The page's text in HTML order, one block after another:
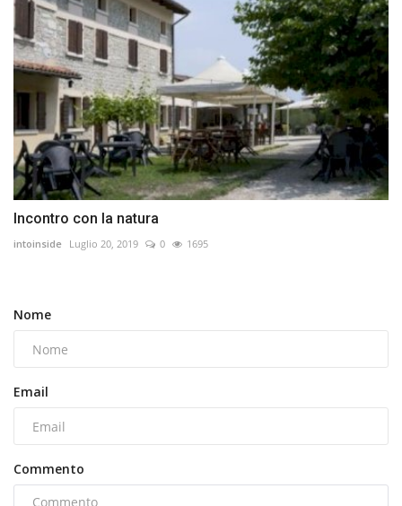
Incontro con la natura
intoinside Luglio 20, 2019 0 1695
Nome
Email
Commento